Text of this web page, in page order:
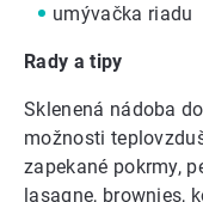
umývačka riadu
Rady a tipy
Sklenená nádoba
možnosti
zapekané pokrmy,
lasagne, brownies,